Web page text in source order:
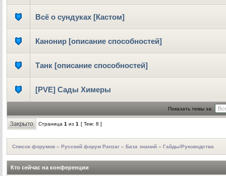
Всё о сундуках [Кастом]
Канонир [описание способностей]
Танк [описание способностей]
[PVE] Сады Химеры
Показать темы за:
Страница 1 из 1 [ Тем: 8 ]
Список форумов » Русский форум Panzar » База знаний » Гайды/Руководства
Кто сейчас на конференции